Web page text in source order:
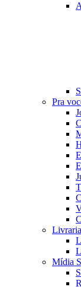
Pra
Livraria
Mídia